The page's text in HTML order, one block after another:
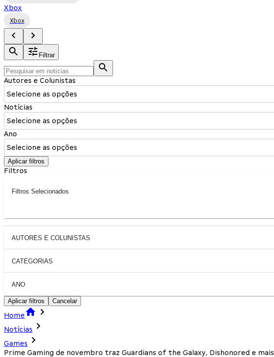
Xbox
Xbox
Filtrar
Autores e Colunistas
Selecione as opções
Notícias
Selecione as opções
Ano
Selecione as opções
Aplicar filtros
Filtros
Filtros Selecionados
AUTORES E COLUNISTAS
CATEGORIAS
ANO
Aplicar filtros Cancelar
Home
Notícias
Games
Prime Gaming de novembro traz Guardians of the Galaxy, Dishonored e mais